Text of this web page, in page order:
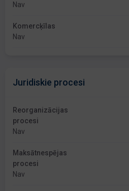
Nav
Komercķīlas
Nav
Juridiskie procesi
Reorganizācijas
procesi
Nav
Maksātnespējas
procesi
Nav